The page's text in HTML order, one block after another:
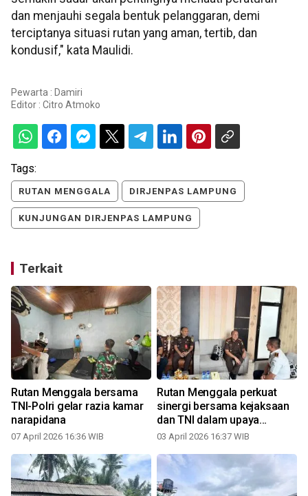
dan menjauhi segala bentuk pelanggaran, demi
terciptanya situasi rutan yang aman, tertib, dan
kondusif," kata Maulidi.
Pewarta : Damiri
Editor : Citro Atmoko
Tags:
RUTAN MENGGALA DIRJENPAS LAMPUNG
KUNJUNGAN DIRJENPAS LAMPUNG
Terkait
Rutan Menggala bersama
TNI-Polri gelar razia kamar
narapidana
07 April 2026 16:36 WIB
Rutan Menggala perkuat
sinergi bersama kejaksaan
dan TNI dalam upaya
menjaga kamtib WB
03 April 2026 16:37 WIB